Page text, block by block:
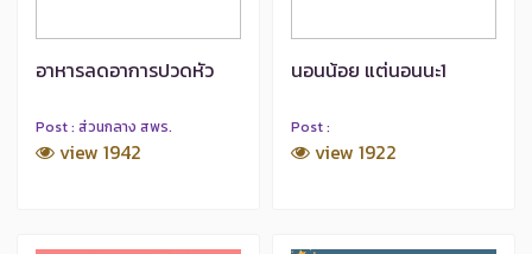
อาหารลดอาการปวดหัว
Post : ส่วนกลาง สพร.
view 1942
นอนน้อย แต่นอนนะ1
Post :
view 1922